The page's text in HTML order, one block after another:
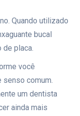
Quando utilizado
bucal
de placa.
você
senso comum.
um dentista
ainda mais